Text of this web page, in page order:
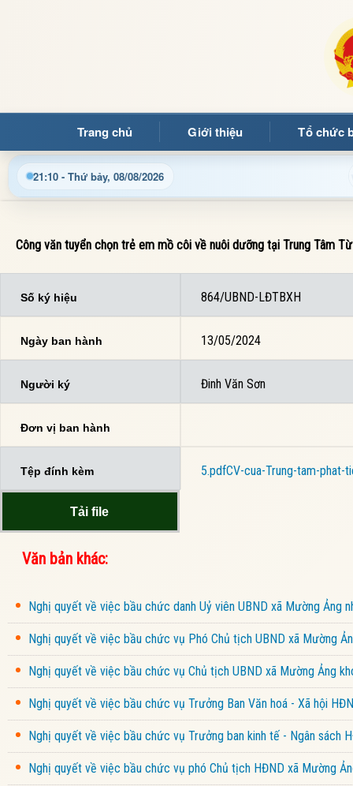
Trang chủ Giới thiệu Tổ chức
21:10 - Thứ bảy, 08/08/2026Chào mừng quý bạn đọc đến với
Công văn tuyển chọn trẻ em mồ côi về nuôi dưỡng tại Trung Tâm
Số ký hiệu 864/UBND-LĐTBXH
Ngày ban hành 13/05/2024
Người ký Đinh Văn Sơn
Đơn vị ban hành
Tệp đính kèm 5.pdfCV-cua-Trung-tam-phat-
Tải file
Văn bản khác:
Nghị quyết về việc bầu chức danh Uỷ viên UBND xã Mường Ảng
Nghị quyết về việc bầu chức vụ Phó Chủ tịch UBND xã Mường
Nghị quyết về việc bầu chức vụ Chủ tịch UBND xã Mường Ảng
Nghị quyết về việc bầu chức vụ Trưởng Ban Văn hoá - Xã hội
Nghị quyết về việc bầu chức vụ Trưởng ban kinh tế - Ngân sách
Nghị quyết về việc bầu chức vụ phó Chủ tịch HĐND xã Mường